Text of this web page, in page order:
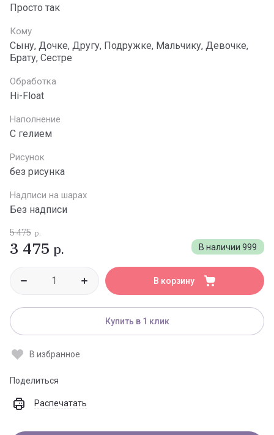
Просто так
Кому
Сыну, Дочке, Другу, Подружке, Мальчику, Девочке,
Брату, Сестре
Обработка
Hi-Float
Наполнение
С гелием
Рисунок
без рисунка
Надписи на шарах
Без надписи
В наличии 999
5 475 р.
3 475 р.
В корзину
Купить в 1 клик
В избранное
Поделиться
Распечатать